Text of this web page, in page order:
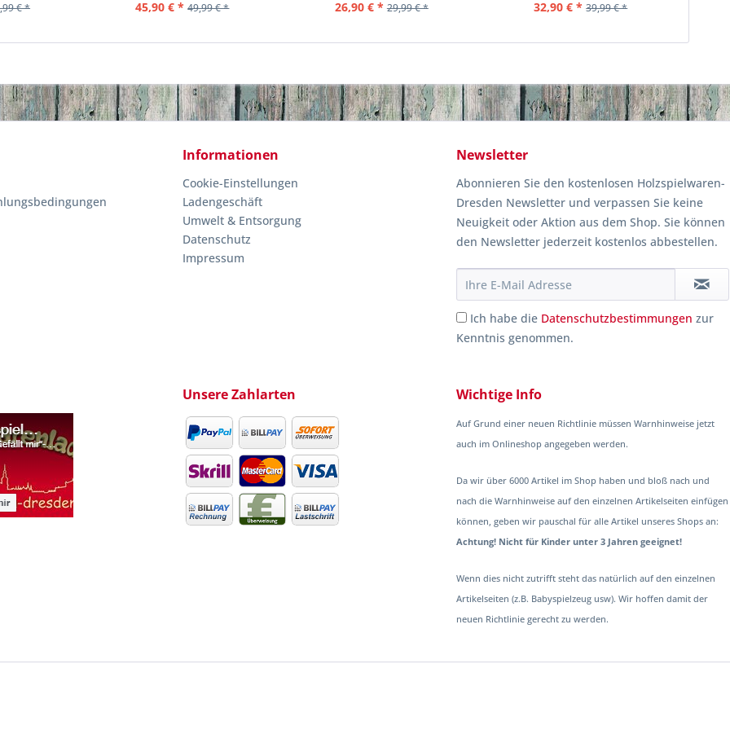
€ * 45,90 € * 49,99 € * 26,90 € * 29,99 € * 32,90 € * 39,99 € *
Informationen
Cookie-Einstellungen
Ladengeschäft
Umwelt & Entsorgung
Datenschutz
Impressum
Newsletter
Abonnieren Sie den kostenlosen Holzspielwaren-
Dresden Newsletter und verpassen Sie keine
Neuigkeit oder Aktion aus dem Shop. Sie können
den Newsletter jederzeit kostenlos abbestellen.
Ich habe die Datenschutzbestimmungen zur
Kenntnis genommen.
Unsere Zahlarten Wichtige Info
Auf Grund einer neuen Richtlinie müssen Warnhinweise jetzt
auch im Onlineshop angegeben werden.
Da wir über 6000 Artikel im Shop haben und bloß nach und
nach die Warnhinweise auf den einzelnen Artikelseiten einfügen
können, geben wir pauschal für alle Artikel unseres Shops an:
Achtung! Nicht für Kinder unter 3 Jahren geeignet!
Wenn dies nicht zutrifft steht das natürlich auf den einzelnen
Artikelseiten (z.B. Babyspielzeug usw). Wir hoffen damit der
neuen Richtlinie gerecht zu werden.